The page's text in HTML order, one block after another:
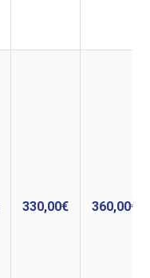
330,00€ 360,00€